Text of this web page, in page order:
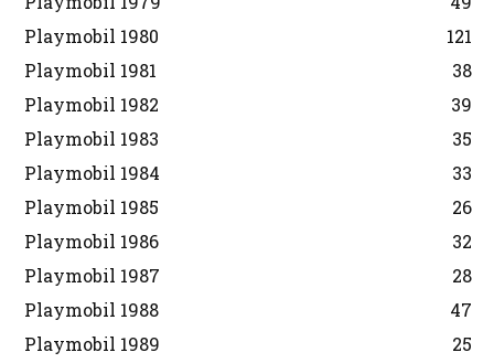
Playmobil 1980
121
Playmobil 1981
38
Playmobil 1982
39
Playmobil 1983
35
Playmobil 1984
33
Playmobil 1985
26
Playmobil 1986
32
Playmobil 1987
28
Playmobil 1988
47
Playmobil 1989
25